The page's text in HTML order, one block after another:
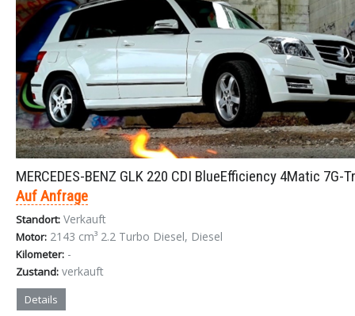
MERCEDES-BENZ GLK 220 CDI BlueEfficiency 4Matic 7G-
Auf Anfrage
Standort: Verkauft
Motor: 2143 cm³ 2.2 Turbo Diesel, Diesel
Kilometer: -
Zustand: verkauft
Details